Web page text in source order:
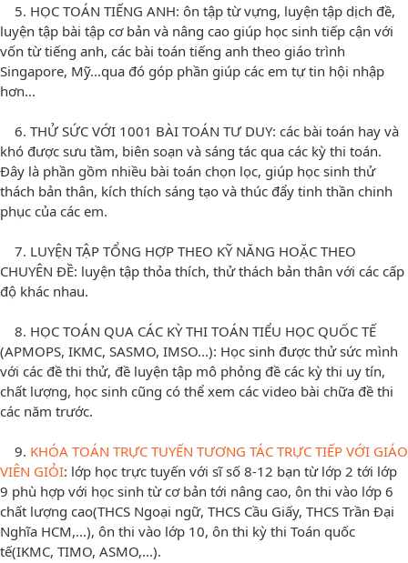
5. HỌC TOÁN TIẾNG ANH: ôn tập từ vựng, luyện tập dịch đề,
luyện tập bài tập cơ bản và nâng cao giúp học sinh tiếp cận với
vốn từ tiếng anh, các bài toán tiếng anh theo giáo trình
Singapore, Mỹ...qua đó góp phần giúp các em tự tin hội nhập
hơn...
6. THỬ SỨC VỚI 1001 BÀI TOÁN TƯ DUY: các bài toán hay và
khó được sưu tầm, biên soạn và sáng tác qua các kỳ thi toán.
Đây là phần gồm nhiều bài toán chọn lọc, giúp học sinh thử
thách bản thân, kích thích sáng tạo và thúc đẩy tinh thần chinh
phục của các em.
7. LUYỆN TẬP TỔNG HỢP THEO KỸ NĂNG HOẶC THEO
CHUYÊN ĐỀ: luyện tập thỏa thích, thử thách bản thân với các cấp
độ khác nhau.
8. HỌC TOÁN QUA CÁC KỲ THI TOÁN TIỂU HỌC QUỐC TẾ
(APMOPS, IKMC, SASMO, IMSO...): Học sinh được thử sức mình
với các đề thi thử, đề luyện tập mô phỏng đề các kỳ thi uy tín,
chất lượng, học sinh cũng có thể xem các video bài chữa đề thi
các năm trước.
9. KHÓA TOÁN TRỰC TUYẾN TƯƠNG TÁC TRỰC TIẾP VỚI GIÁO
VIÊN GIỎI: lớp học trực tuyến với sĩ số 8-12 bạn từ lớp 2 tới lớp
9 phù hợp với học sinh từ cơ bản tới nâng cao, ôn thi vào lớp 6
chất lượng cao(THCS Ngoại ngữ, THCS Cầu Giấy, THCS Trần Đại
Nghĩa HCM,...), ôn thi vào lớp 10, ôn thi kỳ thi Toán quốc
tế(IKMC, TIMO, ASMO,...).